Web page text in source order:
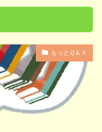
もっとＱ＆Ａ